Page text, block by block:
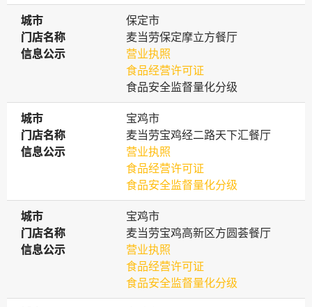
城市
城市
保定市
门店名称
门店名称
麦当劳保定摩立方餐厅
信息公示
信息公示
营业执照
食品经营许可证
食品安全监督量化分级
城市
城市
宝鸡市
门店名称
门店名称
麦当劳宝鸡经二路天下汇餐厅
信息公示
信息公示
营业执照
食品经营许可证
食品安全监督量化分级
城市
城市
宝鸡市
门店名称
门店名称
麦当劳宝鸡高新区方圆荟餐厅
信息公示
信息公示
营业执照
食品经营许可证
食品安全监督量化分级